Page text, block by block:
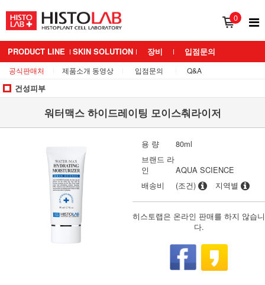
0
PRODUCT LINE SKIN SOLUTION 장비
입점문의
BRAND 소개
MEDIANS LAB
공식판매처 제품소개 동영상 입점문의 Q&A
건성피부
워터맥스 하이드레이팅 모이스춰라이저
용 량
80ml
브랜드 라
인
AQUA SCIENCE
배송비
(조건) 지역별
히스토랩은 온라인 판매를 하지 않습니
다.